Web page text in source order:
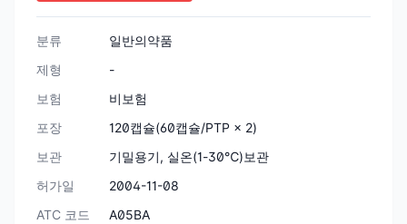
분류
일반의약품
제형
-
보험
비보험
포장
120캡슐(60캡슐/PTP × 2)
보관
기밀용기, 실온(1-30℃)보관
허가일
2004-11-08
ATC 코드
A05BA